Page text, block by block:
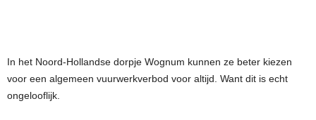
In het Noord-Hollandse dorpje Wognum kunnen ze beter kiezen
voor een algemeen vuurwerkverbod voor altijd. Want dit is echt
ongelooflijk.